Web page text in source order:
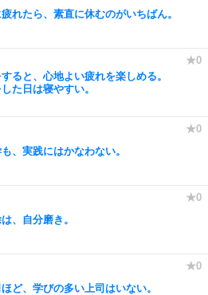
れたら、素直に休むのがいちばん。
ると、心地よい疲れを楽しめる。
た日は寝やすい。
、実践にはかなわない。
、自分磨き。
ど、学びの多い上司はいない。